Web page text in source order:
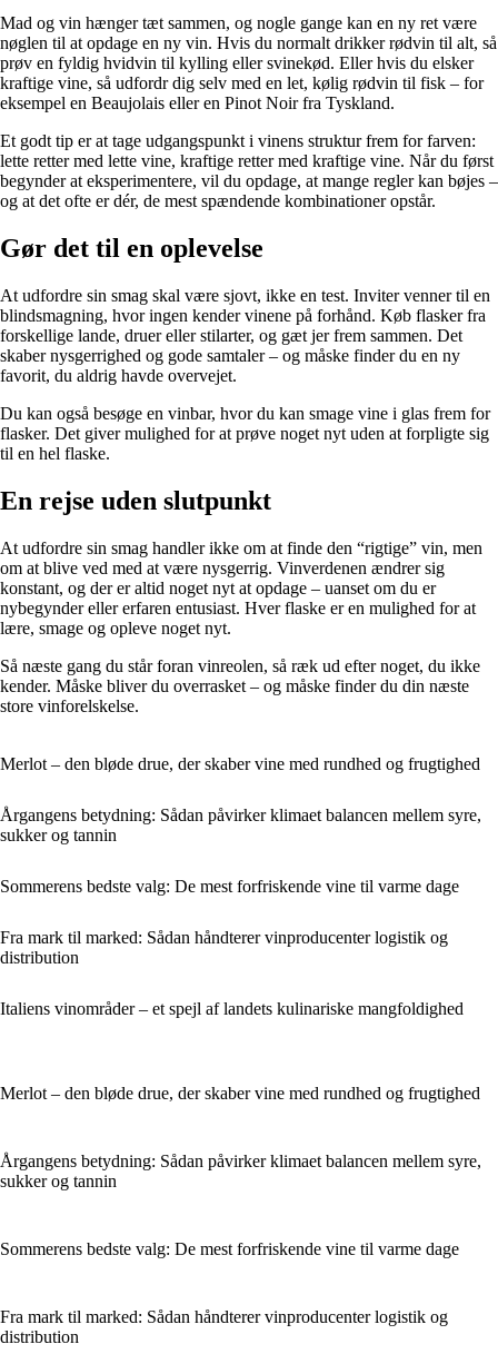
Mad og vin hænger tæt sammen, og nogle gange kan en ny ret være
nøglen til at opdage en ny vin. Hvis du normalt drikker rødvin til alt, så
prøv en fyldig hvidvin til kylling eller svinekød. Eller hvis du elsker
kraftige vine, så udfordr dig selv med en let, kølig rødvin til fisk – for
eksempel en Beaujolais eller en Pinot Noir fra Tyskland.
Et godt tip er at tage udgangspunkt i vinens struktur frem for farven:
lette retter med lette vine, kraftige retter med kraftige vine. Når du først
begynder at eksperimentere, vil du opdage, at mange regler kan bøjes –
og at det ofte er dér, de mest spændende kombinationer opstår.
Gør det til en oplevelse
At udfordre sin smag skal være sjovt, ikke en test. Inviter venner til en
blindsmagning, hvor ingen kender vinene på forhånd. Køb flasker fra
forskellige lande, druer eller stilarter, og gæt jer frem sammen. Det
skaber nysgerrighed og gode samtaler – og måske finder du en ny
favorit, du aldrig havde overvejet.
Du kan også besøge en vinbar, hvor du kan smage vine i glas frem for
flasker. Det giver mulighed for at prøve noget nyt uden at forpligte sig
til en hel flaske.
En rejse uden slutpunkt
At udfordre sin smag handler ikke om at finde den “rigtige” vin, men
om at blive ved med at være nysgerrig. Vinverdenen ændrer sig
konstant, og der er altid noget nyt at opdage – uanset om du er
nybegynder eller erfaren entusiast. Hver flaske er en mulighed for at
lære, smage og opleve noget nyt.
Så næste gang du står foran vinreolen, så ræk ud efter noget, du ikke
kender. Måske bliver du overrasket – og måske finder du din næste
store vinforelskelse.
Merlot – den bløde drue, der skaber vine med rundhed og frugtighed
Årgangens betydning: Sådan påvirker klimaet balancen mellem syre,
sukker og tannin
Sommerens bedste valg: De mest forfriskende vine til varme dage
Fra mark til marked: Sådan håndterer vinproducenter logistik og
distribution
Italiens vinområder – et spejl af landets kulinariske mangfoldighed
Merlot – den bløde drue, der skaber vine med rundhed og frugtighed
Årgangens betydning: Sådan påvirker klimaet balancen mellem syre,
sukker og tannin
Sommerens bedste valg: De mest forfriskende vine til varme dage
Fra mark til marked: Sådan håndterer vinproducenter logistik og
distribution